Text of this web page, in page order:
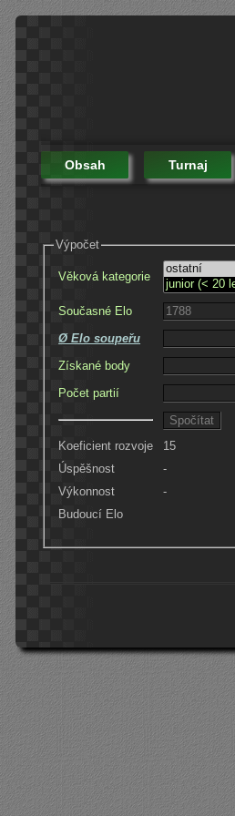
Obsah Turnaj
Výpočet
Věková kategorie
Současné Elo
Ø Elo soupeřu
Získané body
Počet partií
Koeficient rozvoje
15
Úspěšnost
-
Výkonnost
-
Budoucí Elo